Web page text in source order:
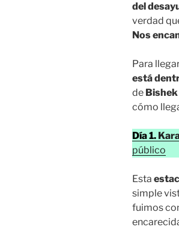
del
verdad
Nos
Para
está
de
cómo
Día 1.
público
Esta
simple
fuimos